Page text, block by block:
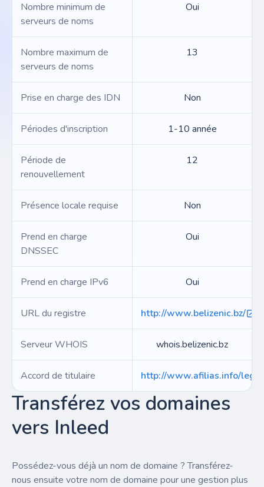
Nombre minimum de
serveurs de noms
Oui
Nombre maximum de
serveurs de noms
13
Prise en charge des IDN Non
Périodes d'inscription 1-10 année
Période de
renouvellement
12
Présence locale requise Non
Prend en charge
DNSSEC
Oui
Prend en charge IPv6 Oui
URL du registre http://www.belizenic.bz/
Serveur WHOIS whois.belizenic.bz
Accord de titulaire http://www.afilias.info/
Transférez vos domaines
vers Inleed
Possédez-vous déjà un nom de domaine ? Transférez-
nous ensuite votre nom de domaine pour une gestion plus